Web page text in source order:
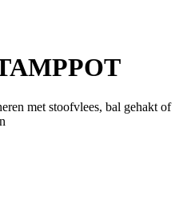
met stoofvlees, bal gehakt of